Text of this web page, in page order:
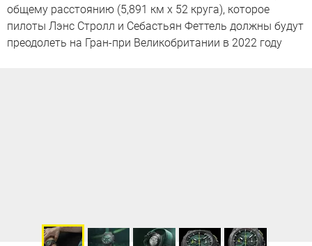
общему расстоянию (5,891 км x 52 круга), которое
пилоты Лэнс Стролл и Себастьян Феттель должны будут
преодолеть на Гран-при Великобритании в 2022 году